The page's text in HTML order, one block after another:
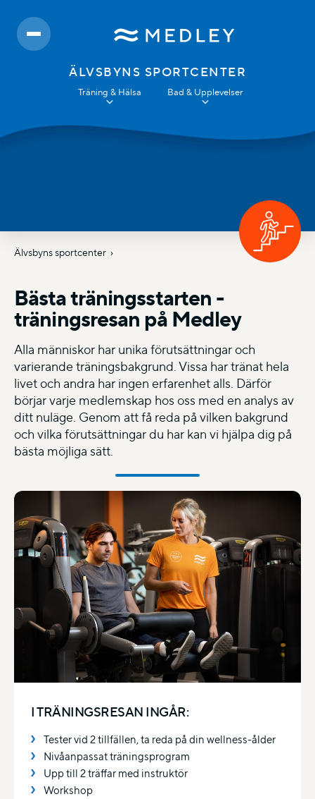
ÄLVSBYNS SPORTCENTER
Träning & Hälsa Bad & Upplevelser
Älvsbyns sportcenter
Bästa träningsstarten -
träningsresan på Medley
Alla människor har unika förutsättningar och
varierande träningsbakgrund. Vissa har tränat hela
livet och andra har ingen erfarenhet alls. Därför
börjar varje medlemskap hos oss med en analys av
ditt nuläge. Genom att få reda på vilken bakgrund
och vilka förutsättningar du har kan vi hjälpa dig på
bästa möjliga sätt.
I TRÄNINGSRESAN INGÅR:
Tester vid 2 tillfällen, ta reda på din wellness-ålder​
Nivåanpassat träningsprogram
Upp till 2 träffar med instruktör​
Workshop​